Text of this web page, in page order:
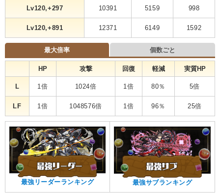
Lv120,+297 10391 5159 998
Lv120,+891 12371 6149 1592
最大倍率 個数ごと
HP 攻撃 回復 軽減 実質HP
L 1倍 1024倍 1倍 80％ 5倍
LF 1倍 1048576倍 1倍 96％ 25倍
最強リーダーランキング 最強サブランキング